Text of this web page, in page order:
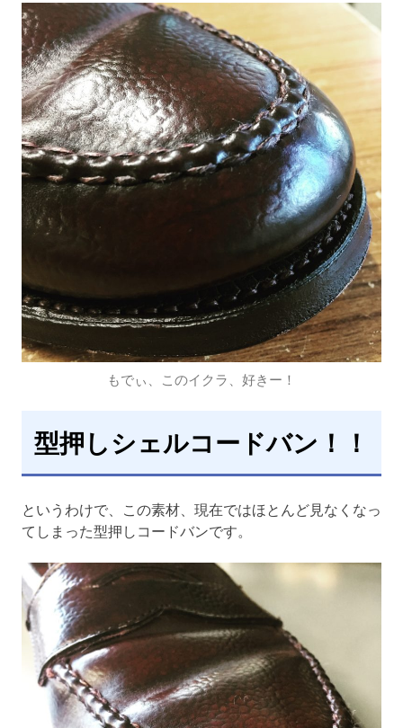
もでぃ、このイクラ、好きー！
型押しシェルコードバン！！
というわけで、この素材、現在ではほとんど見なくなっ
てしまった型押しコードバンです。